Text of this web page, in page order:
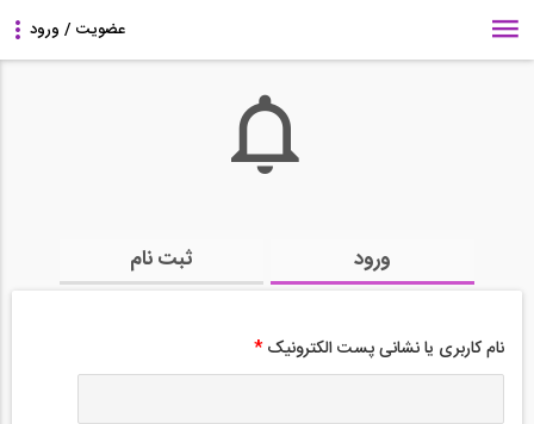
ورود ثبت نام
نام کاربری یا نشانی پست الکترونیک *